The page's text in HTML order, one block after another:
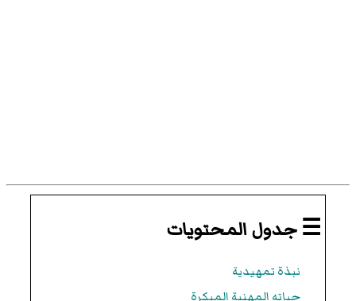
☰ جدول المحتويات
نبذة تمهيدية
حياته المهنية المبكرة